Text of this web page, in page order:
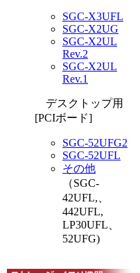
SGC-X3UFL
SGC-X2UG
SGC-X2UL
Rev.2
SGC-X2UL
Rev.1
デスクトップ用
[PCIボード]
SGC-52UFG2
SGC-52UFL
その他
（SGC-
42UFL,、
442UFL,
LP30UFL、
52UFG)